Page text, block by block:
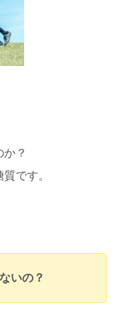
？
です。
いの？